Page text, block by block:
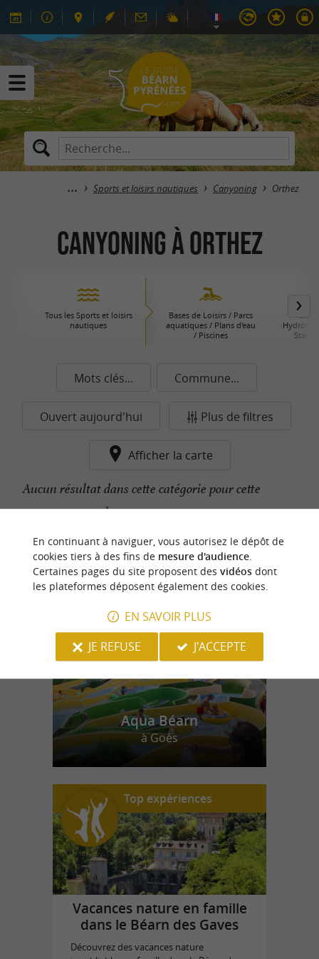
Sports et loisirs nautiques Canyoning Orthez
Canyoning à Orthez
Tous les Sports et loisirs
nautiques
Bases de Loisirs / Parcs
aquatiques / Plans d'eau
/ Piscines
Stand
Mots clés... Commune...
Ouvert aujourd'hui Plus de filtres
Afficher la carte
Aucun résultat dans cette catégorie pour cette
commune pour le moment...
n
o
t
r
e
c
o
u
p
d
e
c
o
e
u
r
Aqua Béarn
à Goès
Top expériences
Vacances nature en famille
dans le Béarn des Gaves
Découvrez des vacances nature
En continuant à naviguer, vous autorisez le dépôt de
cookies tiers à des fins de mesure d'audience.
Certaines pages du site proposent des vidéosdont
les plateformes déposent également des cookies.
EN SAVOIR PLUS
JE REFUSE
J'ACCEPTE